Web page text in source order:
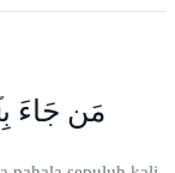
مَن جَاءَ